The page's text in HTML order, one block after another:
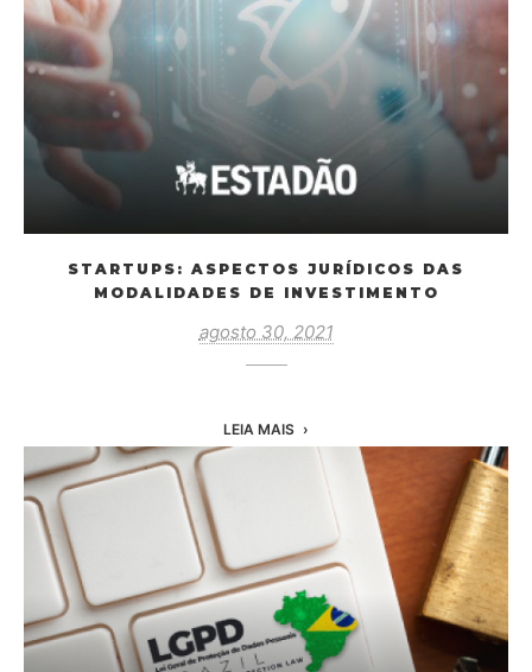
STARTUPS: ASPECTOS JURÍDICOS DAS
MODALIDADES DE INVESTIMENTO
agosto 30, 2021
LEIA MAIS